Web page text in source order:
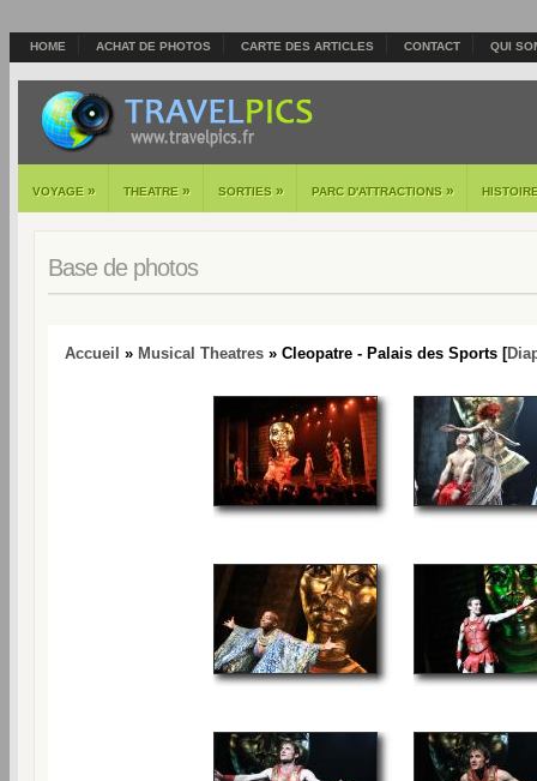
HOME ACHAT DE PHOTOS CARTE DES ARTICLES CONTACT QUI
VOYAGE » THEATRE » SORTIES » PARC D'ATTRACTIONS »
Base de photos
Accueil » Musical Theatres » Cleopatre - Palais des Sports [